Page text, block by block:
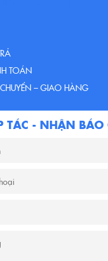
TOÁN
– GIAO HÀNG
TÁC - NHẬN BÁO